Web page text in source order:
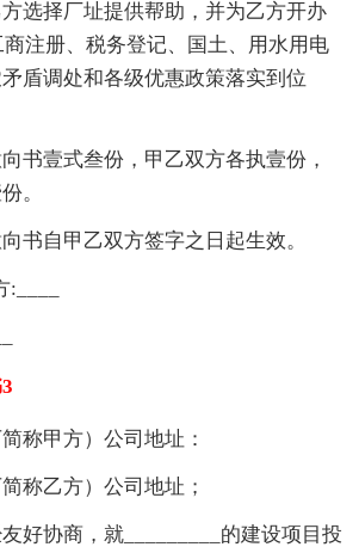
择厂址提供帮助，并为乙方开办
商注册、税务登记、国土、用水用电
盾调处和各级优惠政策落实到位
壹式叁份，甲乙双方各执壹份，
。
自甲乙双方签字之日起生效。
甲方）公司地址：
乙方）公司地址；
协商，就_________的建设项目投